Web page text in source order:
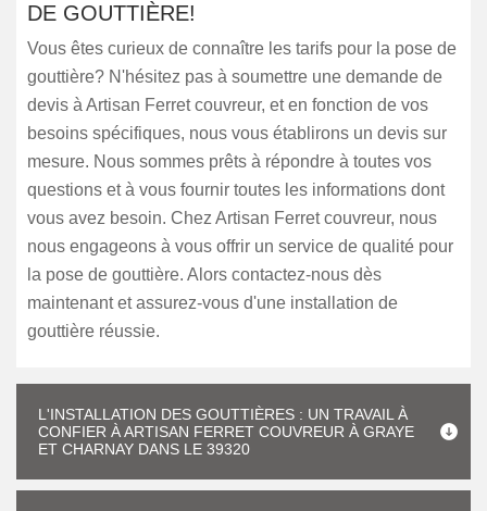
DE GOUTTIÈRE!
Vous êtes curieux de connaître les tarifs pour la pose de
gouttière? N'hésitez pas à soumettre une demande de
devis à Artisan Ferret couvreur, et en fonction de vos
besoins spécifiques, nous vous établirons un devis sur
mesure. Nous sommes prêts à répondre à toutes vos
questions et à vous fournir toutes les informations dont
vous avez besoin. Chez Artisan Ferret couvreur, nous
nous engageons à vous offrir un service de qualité pour
la pose de gouttière. Alors contactez-nous dès
maintenant et assurez-vous d'une installation de
gouttière réussie.
L'INSTALLATION DES GOUTTIÈRES : UN TRAVAIL À
CONFIER À ARTISAN FERRET COUVREUR À GRAYE
ET CHARNAY DANS LE 39320